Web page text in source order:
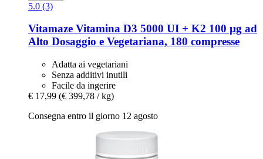
5.0 (3)
Vitamaze Vitamina D3 5000 UI + K2 100 µg ad
Alto Dosaggio e Vegetariana, 180 compresse
Adatta ai vegetariani
Senza additivi inutili
Facile da ingerire
€ 17,99 (€ 399,78 / kg)
Consegna entro il giorno 12 agosto